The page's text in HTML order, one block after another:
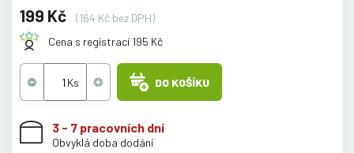
199 Kč
(164 Kč bez DPH)
Cena s registrací 195 Kč
DO KOŠÍKU
3 - 7 pracovních dní
Obvyklá doba dodání